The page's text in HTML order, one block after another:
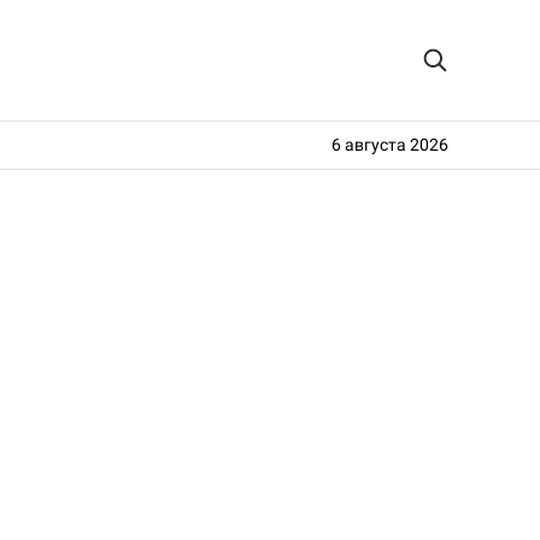
6 августа 2026